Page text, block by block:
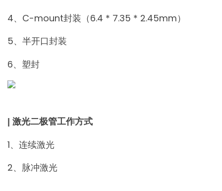
4、C-mount封装（6.4 * 7.35 * 2.45mm）
5、半开口封装
6、塑封
| 激光二极管工作方式
1、连续激光
2、脉冲激光